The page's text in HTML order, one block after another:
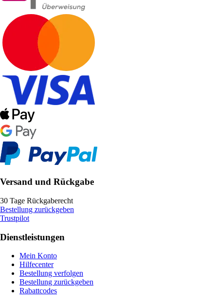
Versand und Rückgabe
30 Tage Rückgaberecht
Bestellung zurückgeben
Trustpilot
Dienstleistungen
Mein Konto
Hilfecenter
Bestellung verfolgen
Bestellung zurückgeben
Rabattcodes